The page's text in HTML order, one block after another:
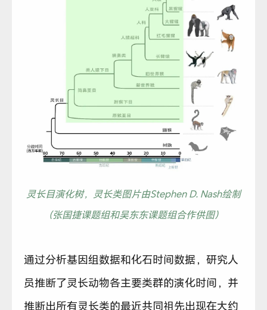
灵长目演化树，灵长类图片由Stephen D. Nash绘制
（张国捷课题组和吴东东课题组合作供图）
通过分析基因组数据和化石时间数据，研究人
员推断了灵长动物各主要类群的演化时间，并
推断出所有灵长类的最近共同祖先出现在大约